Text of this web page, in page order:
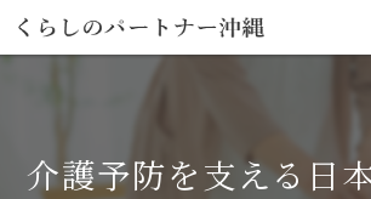
介護予防を支える日